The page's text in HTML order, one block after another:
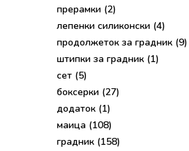
прерамки (2)
лепенки силиконски (4)
продолжеток за градник (9)
штипки за градник (1)
сет (5)
боксерки (27)
додаток (1)
маица (108)
градник (158)